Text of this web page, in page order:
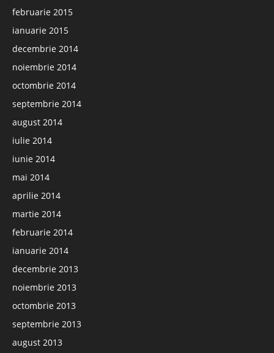
februarie 2015
ianuarie 2015
decembrie 2014
noiembrie 2014
octombrie 2014
septembrie 2014
august 2014
iulie 2014
iunie 2014
mai 2014
aprilie 2014
martie 2014
februarie 2014
ianuarie 2014
decembrie 2013
noiembrie 2013
octombrie 2013
septembrie 2013
august 2013